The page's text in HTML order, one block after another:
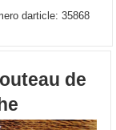
darticle: 35868
de